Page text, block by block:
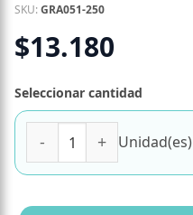
SKU:GRA051-250
$13.180
Seleccionar cantidad
Unidad(es)